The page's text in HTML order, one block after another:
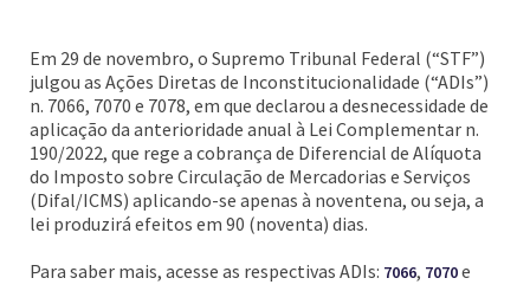
Em 29 de novembro, o Supremo Tribunal Federal (“STF”)
julgou as Ações Diretas de Inconstitucionalidade (“ADIs”)
n. 7066, 7070 e 7078, em que declarou a desnecessidade de
aplicação da anterioridade anual à Lei Complementar n.
190/2022, que rege a cobrança de Diferencial de Alíquota
do Imposto sobre Circulação de Mercadorias e Serviços
(Difal/ICMS) aplicando-se apenas à noventena, ou seja, a
lei produzirá efeitos em 90 (noventa) dias.
Para saber mais, acesse as respectivas ADIs: 7066, 7070e